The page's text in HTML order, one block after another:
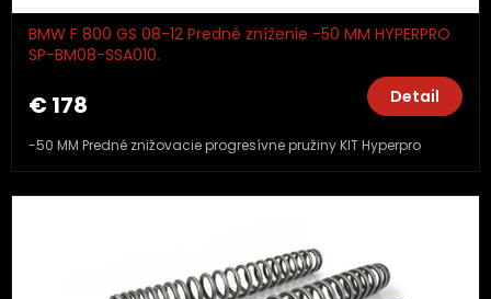
BMW F 800 GS 08-12 Predné zníženie -50 MM HYPERPRO
SP-BM08-SSA010.
€ 178 Detail
-50 MM Predné znižovacie progresívne pružiny KIT Hyperpro